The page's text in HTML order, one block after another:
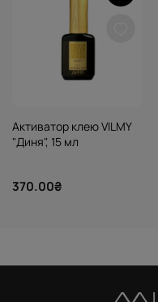
Активатор клею VILMY
"Диня", 15 мл
370.00₴